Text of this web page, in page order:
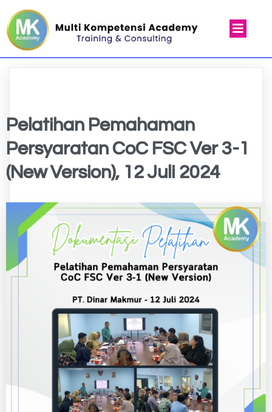
Pelatihan Pemahaman
Persyaratan CoC FSC Ver 3-1
(New Version), 12 Juli 2024